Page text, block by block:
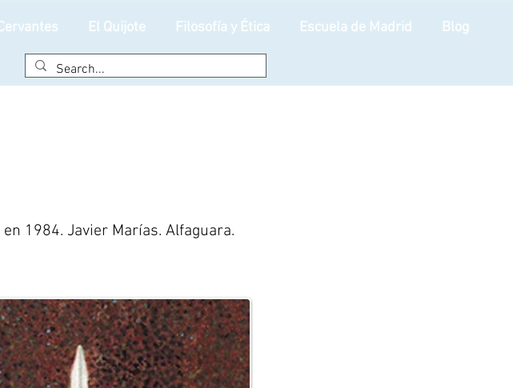
El Quijote Filosofía y Ética Escuela de Madrid Blog
1984. Javier Marías. Alfaguara.